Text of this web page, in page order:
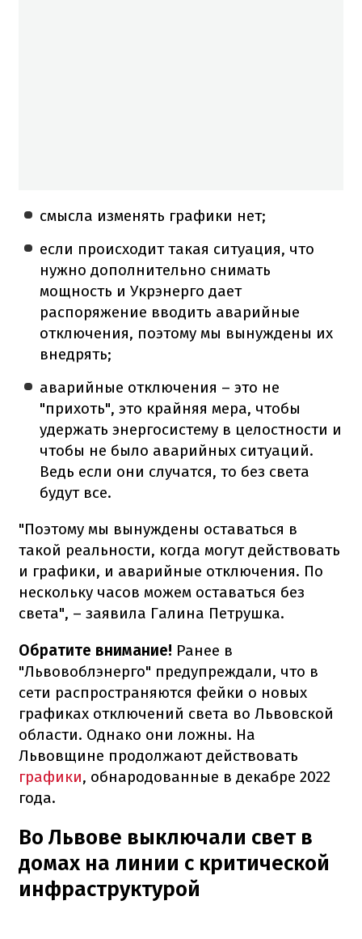
смысла изменять графики нет;
если происходит такая ситуация, что
нужно дополнительно снимать
мощность и Укрэнерго дает
распоряжение вводить аварийные
отключения, поэтому мы вынуждены их
внедрять;
аварийные отключения – это не
"прихоть", это крайняя мера, чтобы
удержать энергосистему в целостности и
чтобы не было аварийных ситуаций.
Ведь если они случатся, то без света
будут все.
"Поэтому мы вынуждены оставаться в
такой реальности, когда могут действовать
и графики, и аварийные отключения. По
нескольку часов можем оставаться без
света", – заявила Галина Петрушка.
Обратите внимание! Ранее в
"Львовоблэнерго" предупреждали, что в
сети распространяются фейки о новых
графиках отключений света во Львовской
области. Однако они ложны. На
Львовщине продолжают действовать
графики, обнародованные в декабре 2022
года.
Во Львове выключали свет в
домах на линии с критической
инфраструктурой